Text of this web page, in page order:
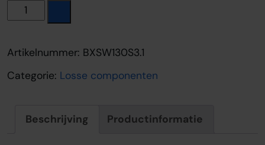
Boxmore BXS W130 S3.1 aantal
Artikelnummer: BXSW130S3.1
Categorie: Losse componenten
Beschrijving Productinformatie